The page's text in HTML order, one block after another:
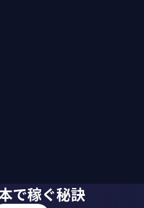
で稼ぐ秘訣